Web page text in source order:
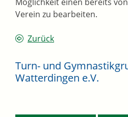
Verein zu bearbeiten.
Zurück
Turn- und
Watterdingen e.V.